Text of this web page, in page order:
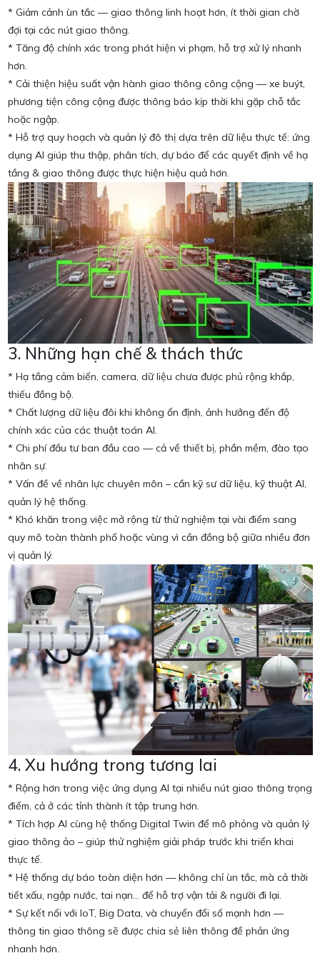
* Giảm cảnh ùn tắc — giao thông linh hoạt hơn, ít thời gian chờ
đợi tại các nút giao thông.
* Tăng độ chính xác trong phát hiện vi phạm, hỗ trợ xử lý nhanh
hơn.
* Cải thiện hiệu suất vận hành giao thông công cộng — xe buýt,
phương tiện công cộng được thông báo kịp thời khi gặp chỗ tắc
hoặc ngập.
* Hỗ trợ quy hoạch và quản lý đô thị dựa trên dữ liệu thực tế: ứng
dụng AI giúp thu thập, phân tích, dự báo để các quyết định về hạ
tầng & giao thông được thực hiện hiệu quả hơn.
3. Những hạn chế & thách thức
* Hạ tầng cảm biến, camera, dữ liệu chưa được phủ rộng khắp,
thiếu đồng bộ.
* Chất lượng dữ liệu đôi khi không ổn định, ảnh hưởng đến độ
chính xác của các thuật toán AI.
* Chi phí đầu tư ban đầu cao — cả về thiết bị, phần mềm, đào tạo
nhân sự.
* Vấn đề về nhân lực chuyên môn – cần kỹ sư dữ liệu, kỹ thuật AI,
quản lý hệ thống.
* Khó khăn trong việc mở rộng từ thử nghiệm tại vài điểm sang
quy mô toàn thành phố hoặc vùng vì cần đồng bộ giữa nhiều đơn
vị quản lý.
4. Xu hướng trong tương lai
* Rộng hơn trong việc ứng dụng AI tại nhiều nút giao thông trọng
điểm, cả ở các tỉnh thành ít tập trung hơn.
* Tích hợp AI cùng hệ thống Digital Twin để mô phỏng và quản lý
giao thông ảo – giúp thử nghiệm giải pháp trước khi triển khai
thực tế.
* Hệ thống dự báo toàn diện hơn — không chỉ ùn tắc, mà cả thời
tiết xấu, ngập nước, tai nạn… để hỗ trợ vận tải & người đi lại.
* Sự kết nối với IoT, Big Data, và chuyển đổi số mạnh hơn —
thông tin giao thông sẽ được chia sẻ liên thông để phản ứng
nhanh hơn.